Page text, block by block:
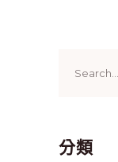
for:
分類